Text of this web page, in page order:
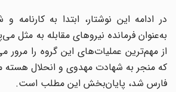
در ادامه این نوشتار، ابتدا به کارنامه
به‌عنوان فرمانده نیروهای مقابله به مثل
از مهم‌ترین عملیات‌های این گروه را مرور
که منجر به شهادت مهدوی و انحلال هسته
فارس شد، پایان‌بخش این مطلب است.